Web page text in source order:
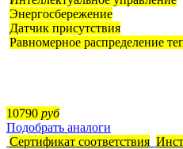
Энергоcбережение
Датчик присутствия
Равномерное распределение
10790 руб
Подобрать аналоги
Сертификат соответствия